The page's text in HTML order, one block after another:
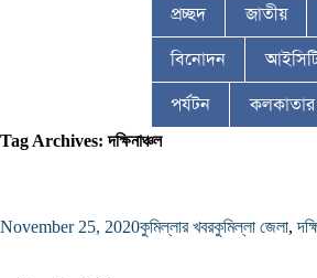
প্রচ্ছদ জাতীয়
বিনোদন
পর্যটন
Tag Archives: দক্ষিনাঞ্চল
November 25, 2020কুমিল্লার খবরকুমিল্লা জেলা,